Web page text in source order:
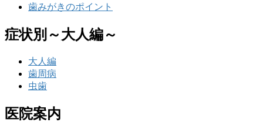
歯みがきのポイント
症状別～大人編～
大人編
歯周病
虫歯
医院案内